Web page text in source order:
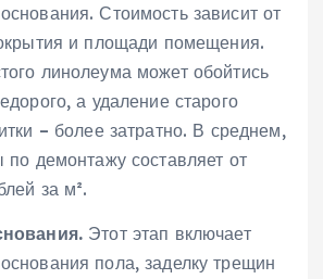
Стоимость зависит от
и площади помещения.
линолеума может обойтись
а удаление старого
– более затратно. В среднем‚
демонтажу составляет от
за м².
Этот этап включает
пола‚ заделку трещин